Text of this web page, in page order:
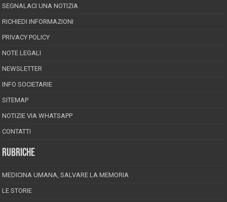
SEGNALACI UNA NOTIZIA
RICHIEDI INFORMAZIONI
PRIVACY POLICY
NOTE LEGALI
NEWSLETTER
INFO SOCIETARIE
SITEMAP
NOTIZIE VIA WHATSAPP
CONTATTI
RUBRICHE
MEDICINA UMANA, SALVARE LA MEMORIA
LE STORIE